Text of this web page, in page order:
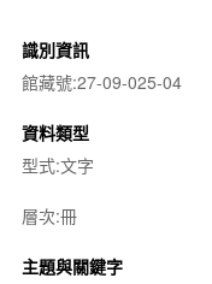
識別資訊
館藏號:27-09-025-04
資料類型
型式:文字
層次:冊
主題與關鍵字